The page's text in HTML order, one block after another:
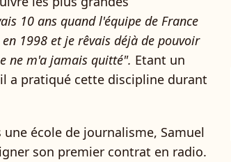
10 ans quand l'équipe de France
1998 et je rêvais déjà de pouvoir
ne m'a jamais quitté". Etant un
a pratiqué cette discipline durant
école de journalisme, Samuel
son premier contrat en radio.